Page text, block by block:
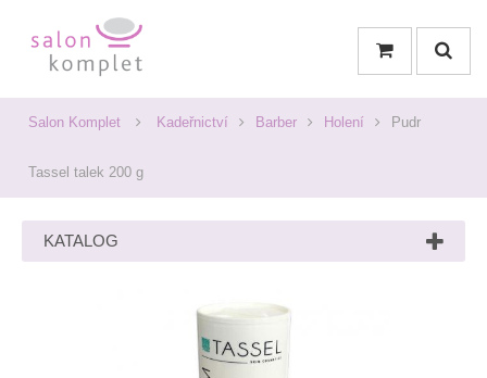
Salon Komplet Kadeřnictví Barber Holení Pudr
Tassel talek 200 g
KATALOG